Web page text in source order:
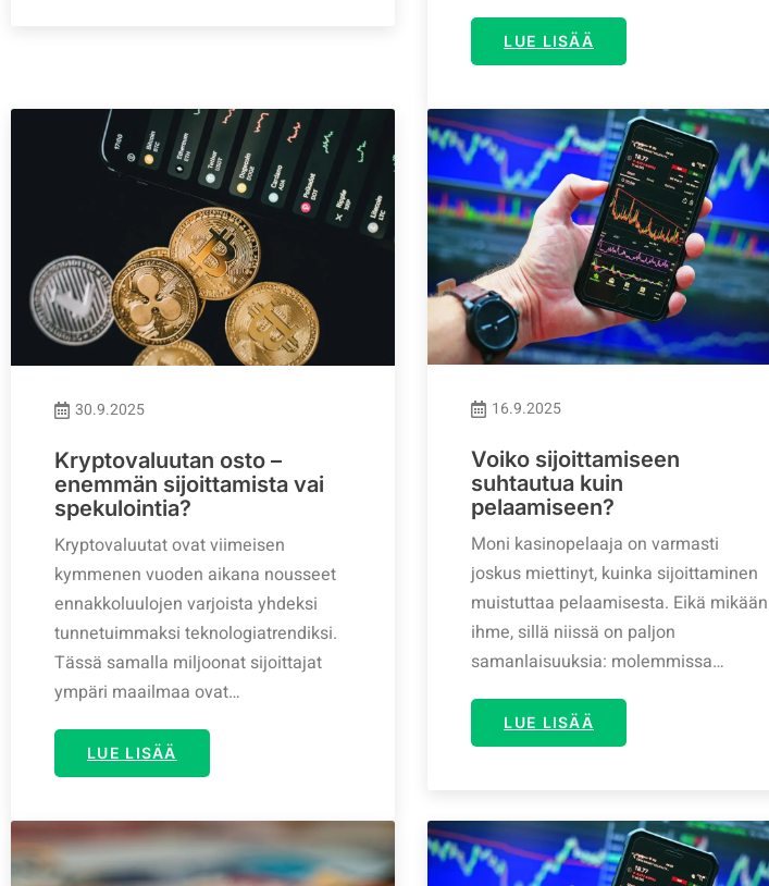
LUE LISÄÄ
30.9.2025
Kryptovaluutan osto –
enemmän sijoittamista vai
spekulointia?
Kryptovaluutat ovat viimeisen
kymmenen vuoden aikana nousseet
ennakkoluulojen varjoista yhdeksi
tunnetuimmaksi teknologiatrendiksi.
Tässä samalla miljoonat sijoittajat
ympäri maailmaa ovat…
LUE LISÄÄ
16.9.2025
Voiko sijoittamiseen
suhtautua kuin
pelaamiseen?
Moni kasinopelaaja on varmasti
joskus miettinyt, kuinka sijoittaminen
muistuttaa pelaamisesta. Eikä mikään
ihme, sillä niissä on paljon
samanlaisuuksia: molemmissa…
LUE LISÄÄ